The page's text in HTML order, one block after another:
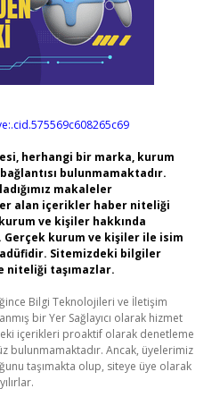
herhangi bir marka, kurum
bulunmamaktadır.
makaleler
alan içerikler haber niteliği
ve kişiler hakkında
Gerçek kurum ve kişiler ile isim
Sitemizdeki bilgiler
niteliği taşımazlar.
Bilgi Teknolojileri ve İletişim
bir Yer Sağlayıcı olarak hizmet
içerikleri proaktif olarak denetleme
bulunmamaktadır. Ancak, üyelerimiz
taşımakta olup, siteye üye olarak